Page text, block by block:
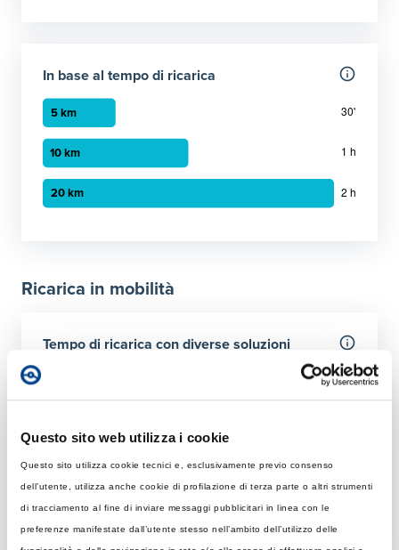
Questo sito web utilizza i cookie
Questo sito utilizza cookie tecnici e, esclusivamente previo consenso
dell’utente, utilizza anche cookie di profilazione di terza parte o altri strumenti
di tracciamento al fine di inviare messaggi pubblicitari in linea con le
preferenze manifestate dall’utente stesso nell’ambito dell’utilizzo delle
In base al tempo di ricarica
2 ora:20 km
Ricarica in mobilità
Tempo di ricarica con diverse soluzioni
Tempo di ricarica con 22 kW
Rapida: tempo necessario per ricaricare 50 km
Elemento 1:1 ore 19 minuti
Ultraveloce
Colonnina DC 150 kW